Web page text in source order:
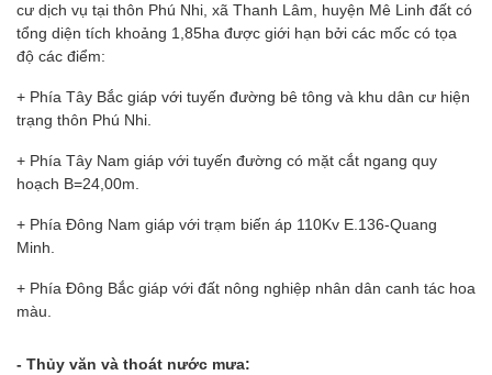
cư dịch vụ tại thôn Phú Nhi, xã Thanh Lâm, huyện Mê Linh đất có
tổng diện tích khoảng 1,85ha được giới hạn bởi các mốc có tọa
độ các điểm:
+ Phía Tây Bắc giáp với tuyến đường bê tông và khu dân cư hiện
trạng thôn Phú Nhi.
+ Phía Tây Nam giáp với tuyến đường có mặt cắt ngang quy
hoạch B=24,00m.
+ Phía Đông Nam giáp với trạm biến áp 110Kv E.136-Quang
Minh.
+ Phía Đông Bắc giáp với đất nông nghiệp nhân dân canh tác hoa
màu.
- Thủy văn và thoát nước mưa: